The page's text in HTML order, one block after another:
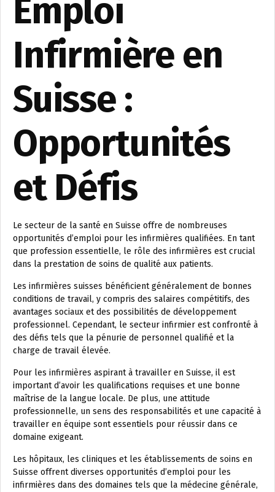
Emploi
Infirmière en
Suisse :
Opportunités
et Défis
Le secteur de la santé en Suisse offre de nombreuses
opportunités d’emploi pour les infirmières qualifiées. En tant
que profession essentielle, le rôle des infirmières est crucial
dans la prestation de soins de qualité aux patients.
Les infirmières suisses bénéficient généralement de bonnes
conditions de travail, y compris des salaires compétitifs, des
avantages sociaux et des possibilités de développement
professionnel. Cependant, le secteur infirmier est confronté à
des défis tels que la pénurie de personnel qualifié et la
charge de travail élevée.
Pour les infirmières aspirant à travailler en Suisse, il est
important d’avoir les qualifications requises et une bonne
maîtrise de la langue locale. De plus, une attitude
professionnelle, un sens des responsabilités et une capacité à
travailler en équipe sont essentiels pour réussir dans ce
domaine exigeant.
Les hôpitaux, les cliniques et les établissements de soins en
Suisse offrent diverses opportunités d’emploi pour les
infirmières dans des domaines tels que la médecine générale,